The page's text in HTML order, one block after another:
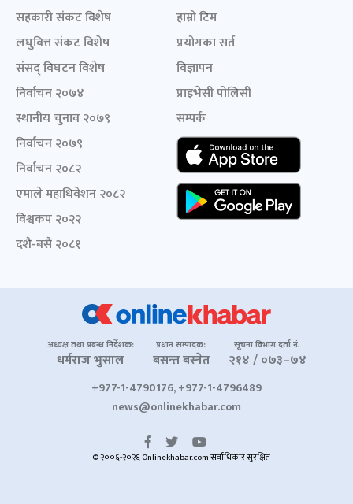
सहकारी संकट विशेष
लघुवित्त संकट विशेष
संसद् विघटन विशेष
निर्वाचन २०७४
स्थानीय चुनाव २०७९
निर्वाचन २०७९
निर्वाचन २०८२
एमाले महाधिवेशन २०८२
विश्वकप २०२२
दशैं-बसैं २०८१
हाम्रो टिम
प्रयोगका सर्त
विज्ञापन
प्राइभेसी पोलिसी
सम्पर्क
अध्यक्ष तथा प्रबन्ध निर्देशक:
धर्मराज भुसाल
प्रधान सम्पादक:
बसन्त बस्नेत
सूचना विभाग दर्ता नं.
२१४ / ०७३–७४
+977-1-4790176, +977-1-4796489
news@onlinekhabar.com
© २००६-२०२६ Onlinekhabar.com सर्वाधिकार सुरक्षित